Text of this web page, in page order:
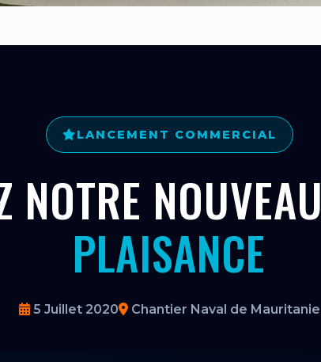
LANCEMENT COMMERCIAL
NOTRE NOUVEAU
PLAISANCE
5 Juillet 2020 Chantier Naval de Mauritanie